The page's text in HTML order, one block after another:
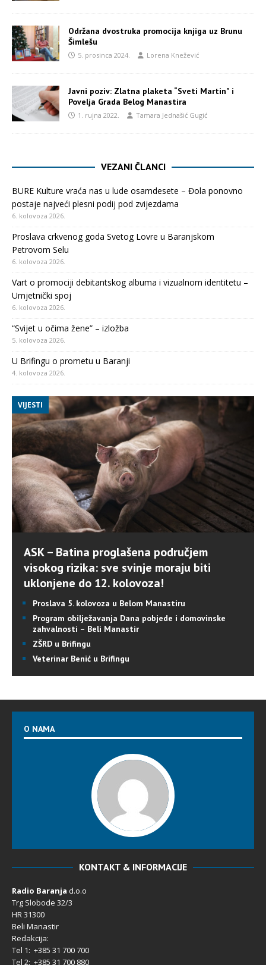
Održana dvostruka promocija knjiga uz Brunu
Šimlešu
5. prosinca 2024. Lorena Knežević
Javni poziv: Zlatna plaketa “Sveti Martin” i
Povelja Grada Belog Manastira
1. rujna 2022. Tamara Jednašić Gugić
VEZANI ČLANCI
BURE Kulture vraća nas u lude osamdesete – Đola ponovno
postaje najveći plesni podij pod zvijezdama
6. kolovoza 2026.
Proslava crkvenog goda Svetog Lovre u Baranjskom
Petrovom Selu
6. kolovoza 2026.
Vart o promociji debitantskog albuma i vizualnom identitetu –
Umjetnički spoj
6. kolovoza 2026.
“Svijet u očima žene” – izložba
5. kolovoza 2026.
U Brifingu o prometu u Baranji
4. kolovoza 2026.
VIJESTI
ASK – Batina proglašena područjem
visokog rizika: sve svinje moraju biti
uklonjene do 12. kolovoza!
Proslava 5. kolovoza u Belom Manastiru
Program obilježavanja Dana pobjede i domovinske
zahvalnosti – Beli Manastir
ZŠRD u Brifingu
Veterinar Benić u Brifingu
O NAMA
KONTAKT & INFORMACIJE
Radio Baranja d.o.o
Trg Slobode 32/3
HR 31300
Beli Manastir
Redakcija:
Tel 1: +385 31 700 700
Tel 2: +385 31 700 880